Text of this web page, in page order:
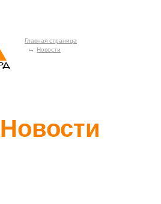
Главная страница
Новости
Новости